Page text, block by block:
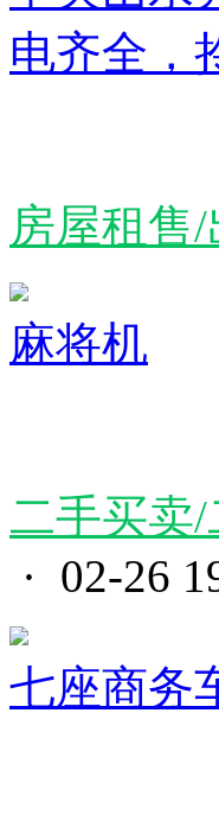
电齐全，
房屋租售/
麻将机
二手买卖
· 02-26
七座商务